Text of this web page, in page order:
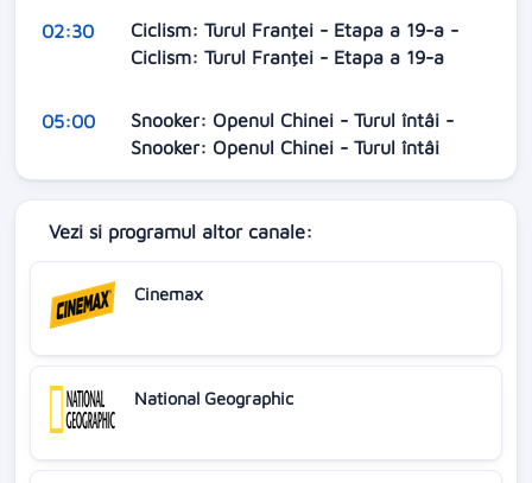
02:30
Ciclism: Turul Franţei - Etapa a 19-a -
Ciclism: Turul Franţei - Etapa a 19-a
05:00
Snooker: Openul Chinei - Turul întâi -
Snooker: Openul Chinei - Turul întâi
Vezi si programul altor canale:
Cinemax
National Geographic